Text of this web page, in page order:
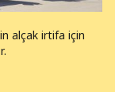
alçak irtifa için